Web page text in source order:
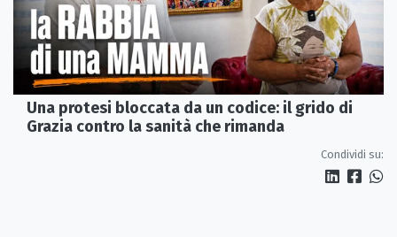
Una protesi bloccata da un codice: il grido di
Grazia contro la sanità che rimanda
Condividi su: